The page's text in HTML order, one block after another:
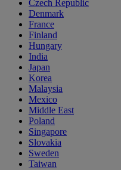
Czech Republic
Denmark
France
Finland
Hungary
India
Japan
Korea
Malaysia
Mexico
Middle East
Poland
Singapore
Slovakia
Sweden
Taiwan